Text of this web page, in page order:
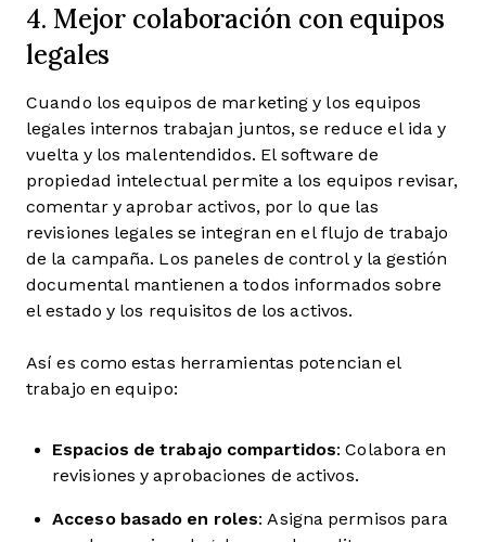
4. Mejor colaboración con equipos
legales
Cuando los equipos de marketing y los equipos
legales internos trabajan juntos, se reduce el ida y
vuelta y los malentendidos. El software de
propiedad intelectual permite a los equipos revisar,
comentar y aprobar activos, por lo que las
revisiones legales se integran en el flujo de trabajo
de la campaña. Los paneles de control y la gestión
documental mantienen a todos informados sobre
el estado y los requisitos de los activos.
Así es como estas herramientas potencian el
trabajo en equipo:
Espacios de trabajo compartidos: Colabora en
revisiones y aprobaciones de activos.
Acceso basado en roles: Asigna permisos para